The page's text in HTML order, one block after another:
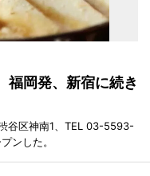
岡発、新宿に続き
谷区神南1、TEL 03-5593-
ンした。